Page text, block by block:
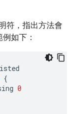
符，指出方法會
例如下：
{
0